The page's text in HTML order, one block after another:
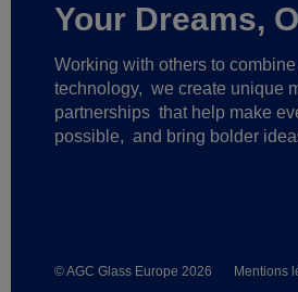
Your Dreams,
Working with others to
technology, we create unique
partnerships that help make
possible, and bring bolder
© AGC Glass Europe 2026 Mentions